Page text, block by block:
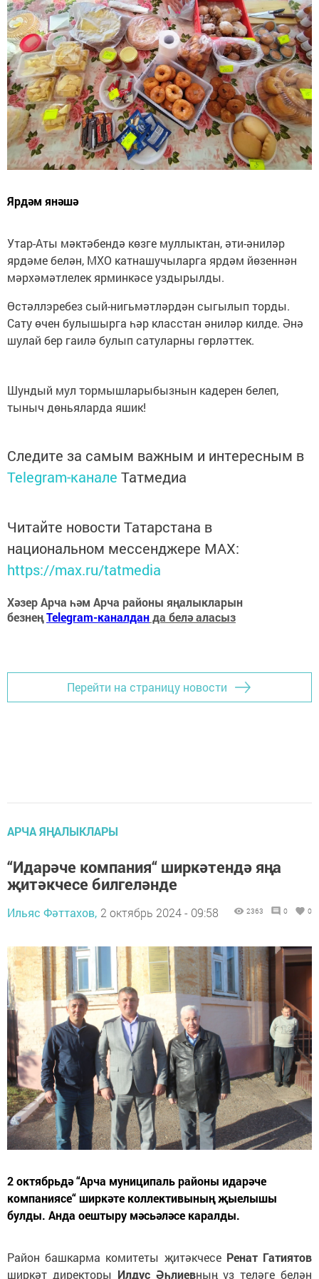
Ярдәм янәшә
Утар-Аты мәктәбендә көзге муллыктан, әти-әниләр
ярдәме белән, МХО катнашучыларга ярдәм йөзеннән
мәрхәмәтлелек ярминкәсе уздырылды.
Өстәллэребез сый-нигьмәтләрдән сыгылып торды.
Сату өчен булышырга һәр класстан әниләр килде. Әнә
шулай бер гаилә булып сатуларны гөрләттек.
Шундый мул тормышларыбызнын кадерен белеп,
тыныч дөньяларда яшик!
Следите за самым важным и интересным в
Telegram-канале Татмедиа
Читайте новости Татарстана в
национальном мессенджере MАХ:
https://max.ru/tatmedia
Хәзер Арча һәм Арча районы яңалыкларын
безнеңTelegram-каналданда белә аласыз
Перейти на страницу новости
АРЧА ЯҢАЛЫКЛАРЫ
“Идарәче компания“ ширкәтендә яңа
җитәкчесе билгеләнде
Ильяс Фәттахов, 2 октябрь 2024 - 09:58 2363 0 0
2 октябрьдә “Арча муниципаль районы идарәче
компаниясе“ ширкәте коллективының җыелышы
булды. Анда оештыру мәсьәләсе каралды.
Район башкарма комитеты җитәкчесе Ренат Гатиятов
ширкәт директоры Илдус Әһлиевның үз теләге белән